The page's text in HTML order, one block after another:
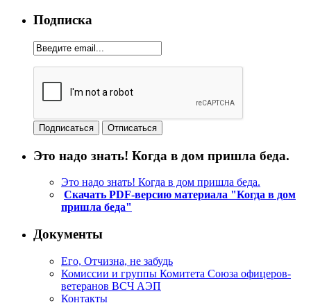
Подписка
Это надо знать! Когда в дом пришла беда.
Это надо знать! Когда в дом пришла беда.
Скачать PDF-версию материала "Когда в дом
пришла беда"
Документы
Его, Отчизна, не забудь
Комиссии и группы Комитета Союза офицеров-
ветеранов ВСЧ АЭП
Контакты